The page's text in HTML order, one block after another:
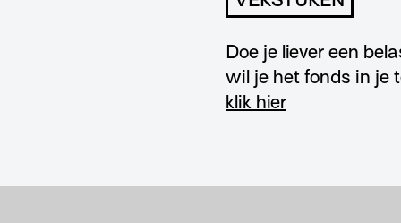
Doe je liever een
wil je het fonds in je
klik hier